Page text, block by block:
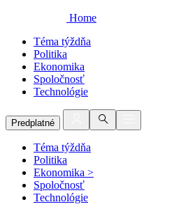
Home
Téma týždňa
Politika
Ekonomika
Spoločnosť
Technológie
Predplatné
Téma týždňa
Politika
Ekonomika >
Spoločnosť
Technológie